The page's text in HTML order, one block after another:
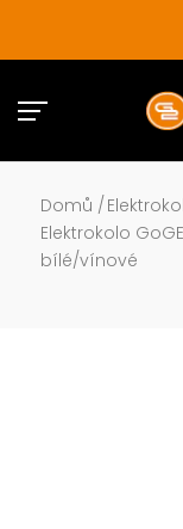
na
Domů /
Elektrokolo
bílé/vínové